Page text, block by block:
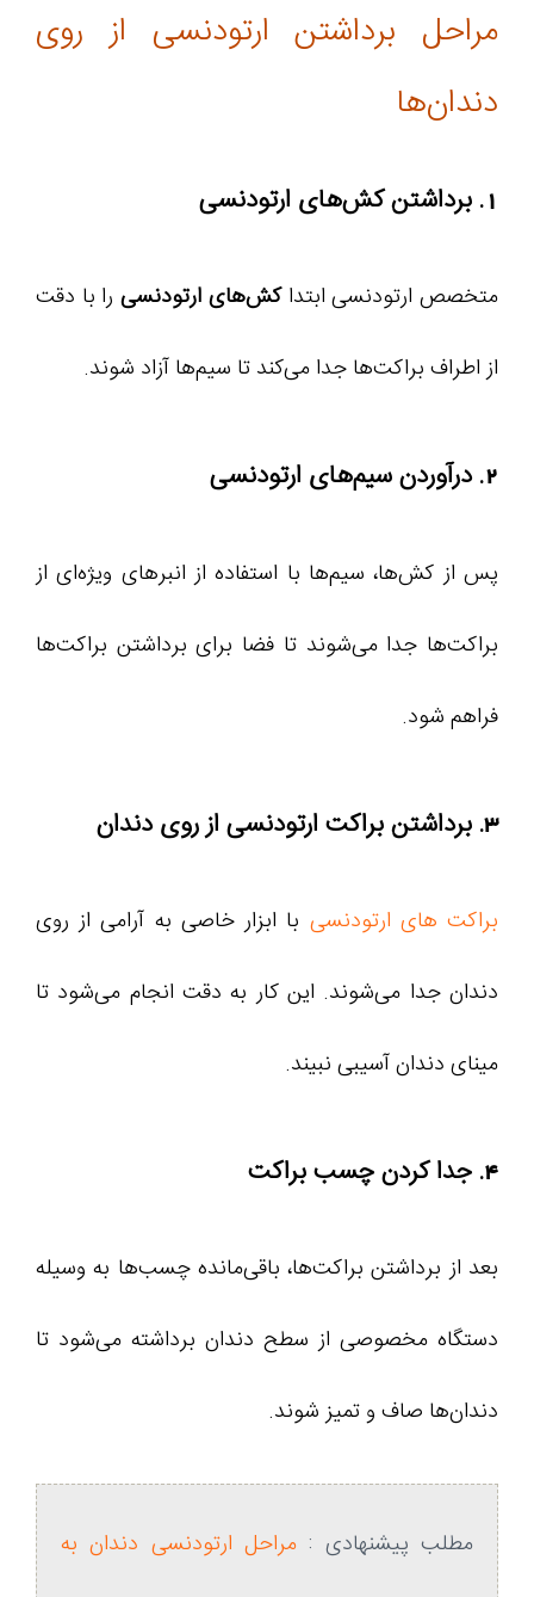
مراحل برداشتن ارتودنسی از روی
دندان‌ها
1. برداشتن کش‌های ارتودنسی
متخصص ارتودنسی ابتداکش‌های ارتودنسیرا با دقت
از اطراف براکت‌ها جدا می‌کند تا سیم‌ها آزاد شوند.
2. درآوردن سیم‌های ارتودنسی
پس از کش‌ها، سیم‌ها با استفاده از انبرهای ویژه‌ای از
براکت‌ها جدا می‌شوند تا فضا برای برداشتن براکت‌ها
فراهم شود.
3. برداشتن براکت ارتودنسی از روی دندان
براکت‌ های ارتودنسی با ابزار خاصی به آرامی از روی
دندان جدا می‌شوند. این کار به دقت انجام می‌شود تا
مینای دندان آسیبی نبیند.
4. جدا کردن چسب براکت
بعد از برداشتن براکت‌ها، باقی‌مانده چسب‌ها به وسیله
دستگاه مخصوصی از سطح دندان برداشته می‌شود تا
دندان‌ها صاف و تمیز شوند.
مطلب پیشنهادی : مراحل ارتودنسی دندان به